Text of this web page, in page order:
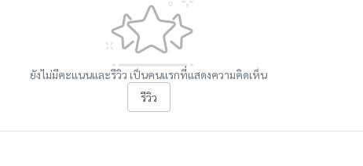
ยังไม่มีคะแนนและรีวิว เป็นคนแรกที่แสดงความคิดเห็น
รีวิว